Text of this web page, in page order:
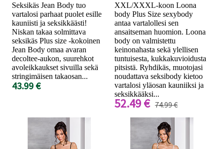
Seksikäs Jean Body tuo
vartalosi parhaat puolet esille
kauniisti ja seksikkäästi!
Niskan takaa solmittava
seksikäs Plus size -kokoinen
Jean Body omaa avaran
decoltee-aukon, suurehkot
avoleikkaukset sivuilla sekä
stringimäisen takaosan...
43.99 €
XXL/XXXL-koon Loona
body Plus Size sexybody
antaa vartalollesi sen
ansaitseman huomion. Loona
body on valmistettu
keinonahasta sekä ylellisen
tuntuisesta, kukkakuvioidusta
pitsistä. Ryhdikäs, muotojasi
noudattava seksibody kietoo
vartalosi yläosan kauniiksi ja
seksikkääksi...
52.49 € 74.99 €